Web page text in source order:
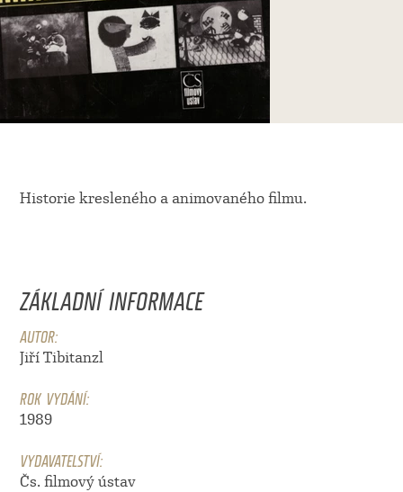
Historie kresleného a animovaného filmu.
ZÁKLADNÍ INFORMACE
AUTOR:
Jiří Tibitanzl
ROK VYDÁNÍ:
1989
VYDAVATELSTVÍ:
Čs. filmový ústav